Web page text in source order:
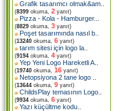
Grafik tasarımcı olmak&am
(8399 okuma, 2 yanıt)
Pizza - Kola - Hamburger.
(8829 okuma, 3 yanıt)
Poşet tasarımında nasıl b
(13240 okuma, 6 yanıt)
tarım sitesi için logo la
(9194 okuma, 4 yanıt)
Yep Yeni Logo Hareketli A
(19740 okuma, 16 yanıt)
Netopsiyona 2 tane logo
(13644 okuma, 9 yanıt)
ChildsPlay temasının Logo
(9934 okuma, 6 yanıt)
Yazı küçültme kodu